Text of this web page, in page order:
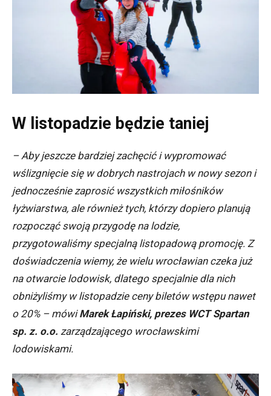
W listopadzie będzie taniej
– Aby jeszcze bardziej zachęcić i wypromować
wślizgnięcie się w dobrych nastrojach w nowy sezon i
jednocześnie zaprosić wszystkich miłośników
łyżwiarstwa, ale również tych, którzy dopiero planują
rozpocząć swoją przygodę na lodzie,
przygotowaliśmy specjalną listopadową promocję. Z
doświadczenia wiemy, że wielu wrocławian czeka już
na otwarcie lodowisk, dlatego specjalnie dla nich
obniżyliśmy w listopadzie ceny biletów wstępu nawet
o 20% – mówiMarek Łapiński, prezes WCT Spartan
sp. z. o.o. zarządzającego wrocławskimi
lodowiskami.